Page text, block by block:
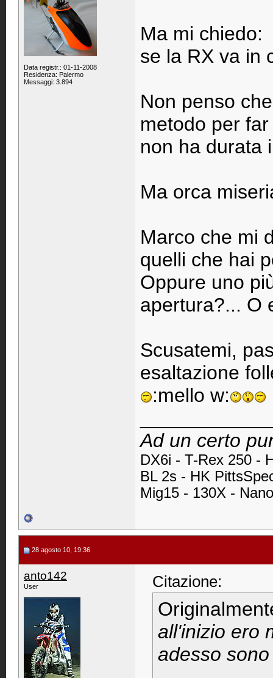
Data registr.: 01-11-2008
Residenza: Palermo
Messaggi: 3.894
Ma mi chiedo:
se la RX va in
Non penso
metodo per
non ha durata
Ma orca
Marco che mi
quelli che hai
Oppure uno
apertura?... O
Scusatemi,
esaltazione
:mello w:
Ad un certo
DX6i - T-Rex 250 -
BL 2s - HK
Mig15 - 130X -
28 agosto 10, 19:36
anto142
User Citazione:
all'inizio ero
adesso